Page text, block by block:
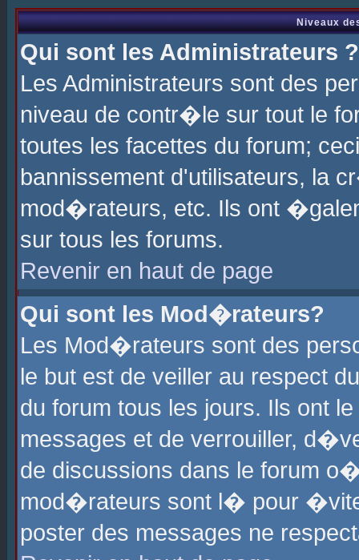
Niveaux
Qui sont les Administrateurs ?
Les Administrateurs sont des
niveau de contr�le sur tout le
toutes les facettes du forum;
bannissement d'utilisateurs, la
mod�rateurs, etc. Ils ont
sur tous les forums.
Revenir en haut de page
Qui sont les Mod�rateurs?
Les Mod�rateurs sont des
le but est de veiller au respect
du forum tous les jours. Ils ont
messages et de verrouiller,
de discussions dans le forum
mod�rateurs sont l� pour
poster des messages ne